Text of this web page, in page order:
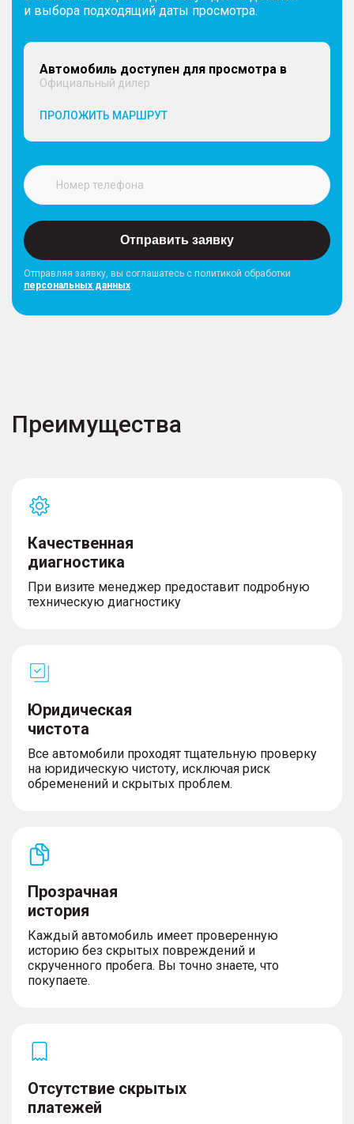
и выбора подходящий даты просмотра.
Автомобиль доступен для просмотра в
Официальный дилер
ПРОЛОЖИТЬ МАРШРУТ
Отправить заявку
Отправляя заявку, вы соглашатесь с политикой обработки
персональных данных
Преимущества
Качественная
диагностика
При визите менеджер предоставит подробную
техническую диагностику
Юридическая
чистота
Все автомобили проходят тщательную проверку
на юридическую чистоту, исключая риск
обременений и скрытых проблем.
Прозрачная
история
Каждый автомобиль имеет проверенную
историю без скрытых повреждений и
скрученного пробега. Вы точно знаете, что
покупаете.
Отсутствие скрытых
платежей